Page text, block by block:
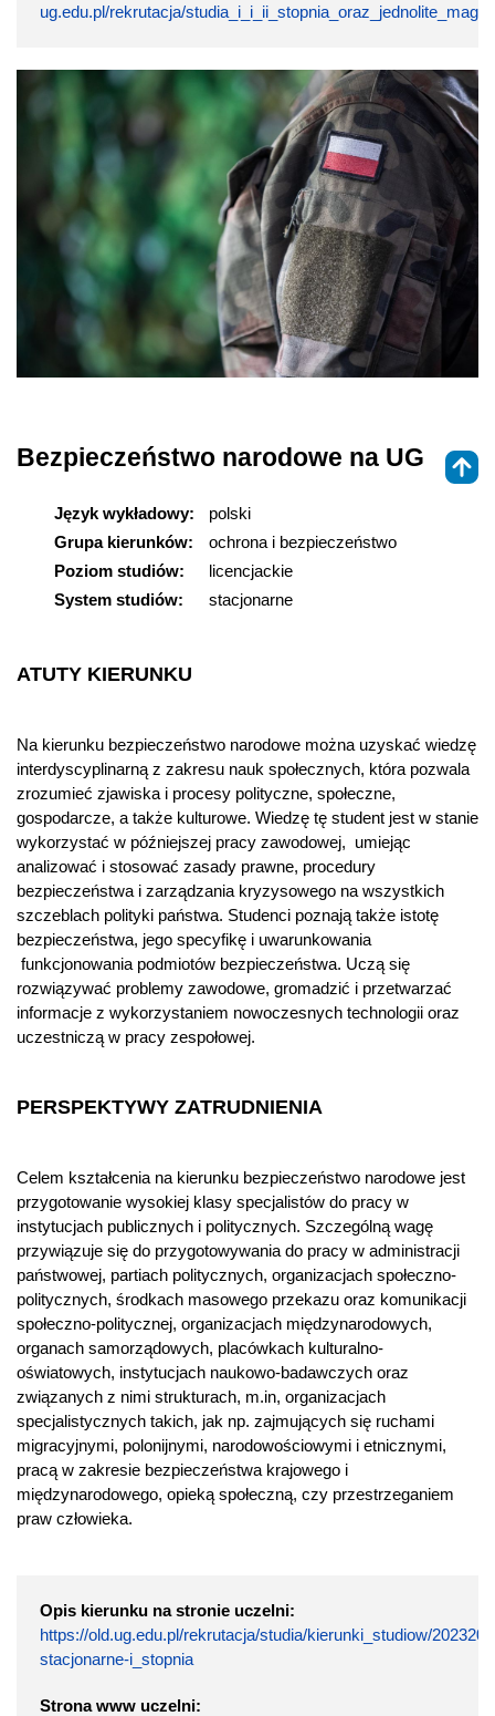
ug.edu.pl/rekrutacja/
Bezpieczeństwo narodowe na UG
Język wykładowy:
polski
Grupa kierunków:
ochrona i bezpieczeństwo
Poziom studiów:
licencjackie
System studiów:
stacjonarne
ATUTY KIERUNKU
Na kierunku bezpieczeństwo narodowe można uzyskać wiedzę
interdyscyplinarną z zakresu nauk społecznych, która pozwala
zrozumieć zjawiska i procesy polityczne, społeczne,
gospodarcze, a także kulturowe. Wiedzę tę student jest w stanie
wykorzystać w późniejszej pracy zawodowej, umiejąc
analizować i stosować zasady prawne, procedury
bezpieczeństwa i zarządzania kryzysowego na wszystkich
szczeblach polityki państwa. Studenci poznają także istotę
bezpieczeństwa, jego specyfikę i uwarunkowania
funkcjonowania podmiotów bezpieczeństwa. Uczą się
rozwiązywać problemy zawodowe, gromadzić i przetwarzać
informacje z wykorzystaniem nowoczesnych technologii oraz
uczestniczą w pracy zespołowej.
PERSPEKTYWY ZATRUDNIENIA
Celem kształcenia na kierunku bezpieczeństwo narodowe jest
przygotowanie wysokiej klasy specjalistów do pracy w
instytucjach publicznych i politycznych. Szczególną wagę
przywiązuje się do przygotowywania do pracy w administracji
państwowej, partiach politycznych, organizacjach społeczno-
politycznych, środkach masowego przekazu oraz komunikacji
społeczno-politycznej, organizacjach międzynarodowych,
organach samorządowych, placówkach kulturalno-
oświatowych, instytucjach naukowo-badawczych oraz
związanych z nimi strukturach, m.in, organizacjach
specjalistycznych takich, jak np. zajmujących się ruchami
migracyjnymi, polonijnymi, narodowościowymi i etnicznymi,
pracą w zakresie bezpieczeństwa krajowego i
międzynarodowego, opieką społeczną, czy przestrzeganiem
praw człowieka.
Opis kierunku na stronie uczelni:
https://old.ug.edu.pl/rekrutacja/studia/kierunki_studiow/
stacjonarne-i_stopnia
Strona www uczelni: